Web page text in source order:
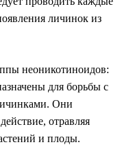
личинок из
неоникотиноидов:
для борьбы с
Они
отравляя
и плоды.